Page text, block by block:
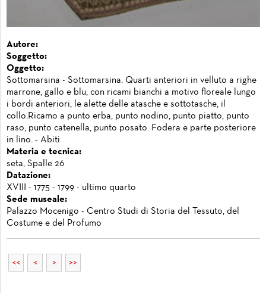
Autore:
Soggetto:
Oggetto:
Sottomarsina - Sottomarsina. Quarti anteriori in velluto a righe
marrone, gallo e blu, con ricami bianchi a motivo floreale lungo
i bordi anteriori, le alette delle atasche e sottotasche, il
collo.Ricamo a punto erba, punto nodino, punto piatto, punto
raso, punto catenella, punto posato. Fodera e parte posteriore
in lino. - Abiti
Materia e tecnica:
seta, Spalle 26
Datazione:
XVIII - 1775 - 1799 - ultimo quarto
Sede museale:
Palazzo Mocenigo - Centro Studi di Storia del Tessuto, del
Costume e del Profumo
<< < > >>